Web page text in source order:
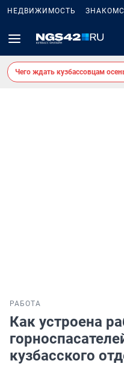
НЕДВИЖИМОСТЬ
Чего ждать кузбассовцам
РАБОТА
Как устроена
кузбасского